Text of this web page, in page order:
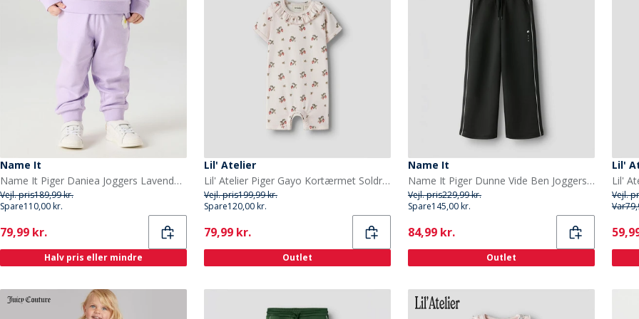
Name It
Name It Piger Daniea Joggers Lavendula
Vejl. pris189,99 kr.
Spare110,00 kr.
Current
79,99 kr.
Halv pris eller mindre
Lil' Atelier
Lil' Atelier Piger Gayo Kortærmet Soldragt Morganite
Vejl. pris199,99 kr.
Spare120,00 kr.
Current
79,99 kr.
Outlet
Name It
Name It Piger Dunne Vide Ben Joggers Sort
Vejl. pris229,99 kr.
Spare145,00 kr.
Current
84,99 kr.
Outlet
Lil'
Vejl.
Var